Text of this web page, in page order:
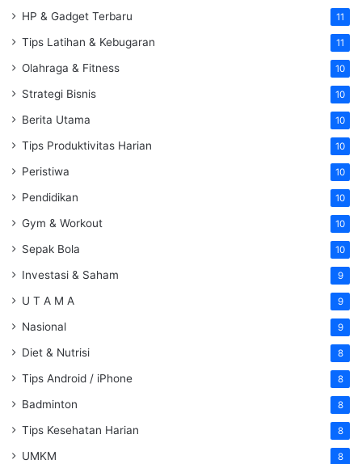
HP & Gadget Terbaru 11
Tips Latihan & Kebugaran 11
Olahraga & Fitness 10
Strategi Bisnis 10
Berita Utama 10
Tips Produktivitas Harian 10
Peristiwa 10
Pendidikan 10
Gym & Workout 10
Sepak Bola 10
Investasi & Saham 9
U T A M A 9
Nasional 9
Diet & Nutrisi 8
Tips Android / iPhone 8
Badminton 8
Tips Kesehatan Harian 8
UMKM 8